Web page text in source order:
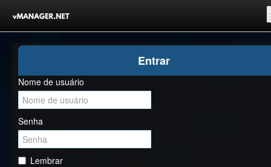
Competições
Comunidade
Notícias
Clubes Livres
Entrar
Nome de usuário
Senha
Lembrar